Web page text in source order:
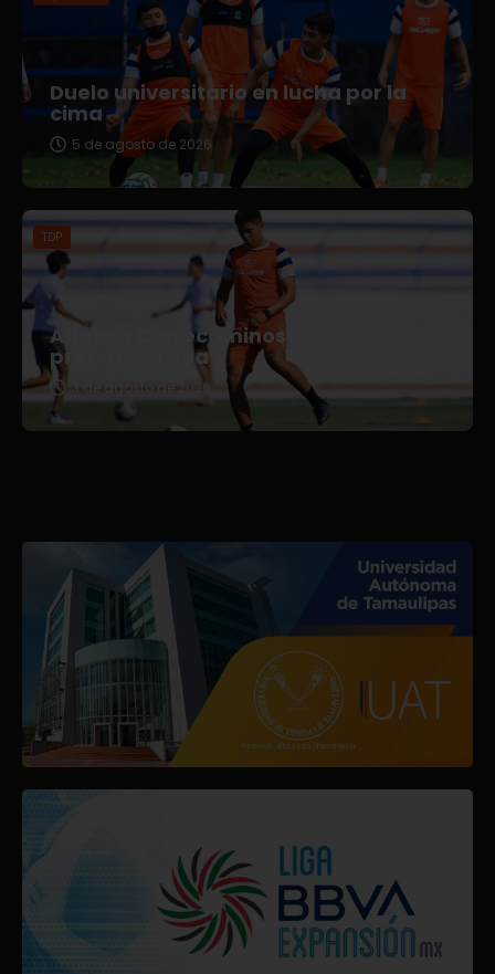
Duelo universitario en lucha por la
cima
5 de agosto de 2026
TDP
Afianza Correcaminos TDP su
pretemporada
3 de agosto de 2026